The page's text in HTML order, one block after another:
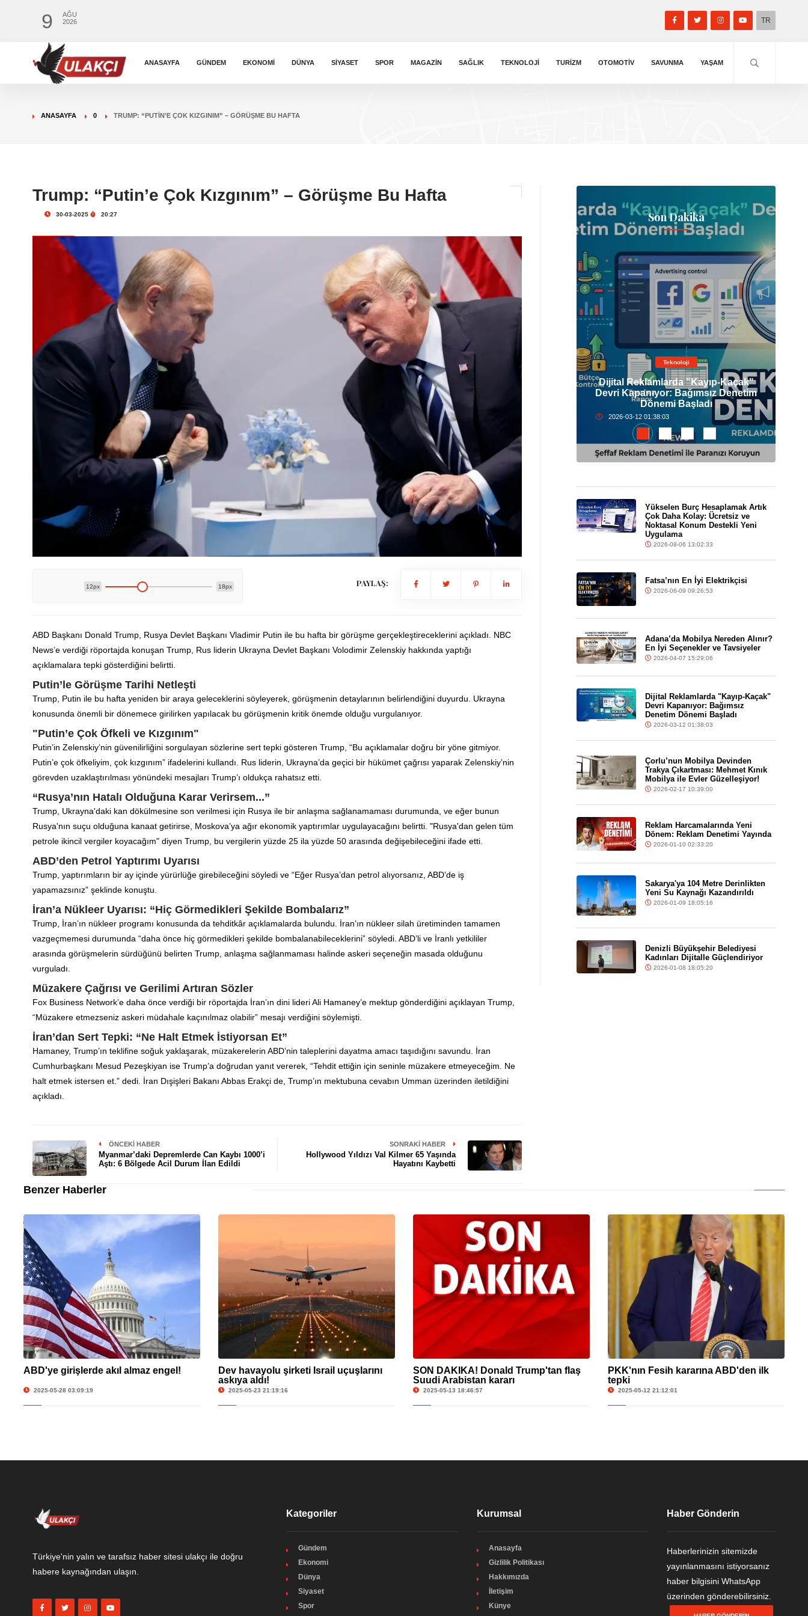
9
AĞU
2026
TR
ANASAYFA GÜNDEM EKONOMI DÜNYA SIYASET SPOR MAGAZIN SAĞLIK TEKNOLOJI TURIZM OTOMOTIV SAVUNMA YAŞAM
ANASAYFA 0 TRUMP: “PUTIN’E ÇOK KIZGINIM” – GÖRÜŞME BU HAFTA
Trump: “Putin’e Çok Kızgınım” – Görüşme Bu Hafta
30-03-2025 20:27
12px 18px PAYLAŞ:
ABD Başkanı Donald Trump, Rusya Devlet Başkanı Vladimir Putin ile bu hafta bir görüşme gerçekleştireceklerini açıkladı. NBC
News’e verdiği röportajda konuşan Trump, Rus liderin Ukrayna Devlet Başkanı Volodimir Zelenskiy hakkında yaptığı
açıklamalara tepki gösterdiğini belirtti.
Putin’le Görüşme Tarihi Netleşti
Trump, Putin ile bu hafta yeniden bir araya geleceklerini söyleyerek, görüşmenin detaylarının belirlendiğini duyurdu. Ukrayna
konusunda önemli bir dönemece girilirken yapılacak bu görüşmenin kritik önemde olduğu vurgulanıyor.
"Putin’e Çok Öfkeli ve Kızgınım"
Putin’in Zelenskiy’nin güvenilirliğini sorgulayan sözlerine sert tepki gösteren Trump, “Bu açıklamalar doğru bir yöne gitmiyor.
Putin’e çok öfkeliyim, çok kızgınım” ifadelerini kullandı. Rus liderin, Ukrayna’da geçici bir hükümet çağrısı yaparak Zelenskiy’nin
görevden uzaklaştırılması yönündeki mesajları Trump’ı oldukça rahatsız etti.
“Rusya’nın Hatalı Olduğuna Karar Verirsem...”
Trump, Ukrayna'daki kan dökülmesine son verilmesi için Rusya ile bir anlaşma sağlanamaması durumunda, ve eğer bunun
Rusya'nın suçu olduğuna kanaat getirirse, Moskova’ya ağır ekonomik yaptırımlar uygulayacağını belirtti. "Rusya'dan gelen tüm
petrole ikincil vergiler koyacağım" diyen Trump, bu vergilerin yüzde 25 ila yüzde 50 arasında değişebileceğini ifade etti.
ABD’den Petrol Yaptırımı Uyarısı
Trump, yaptırımların bir ay içinde yürürlüğe girebileceğini söyledi ve “Eğer Rusya’dan petrol alıyorsanız, ABD’de iş
yapamazsınız” şeklinde konuştu.
İran’a Nükleer Uyarısı: “Hiç Görmedikleri Şekilde Bombalarız”
Trump, İran’ın nükleer programı konusunda da tehditkâr açıklamalarda bulundu. İran’ın nükleer silah üretiminden tamamen
vazgeçmemesi durumunda “daha önce hiç görmedikleri şekilde bombalanabileceklerini” söyledi. ABD’li ve İranlı yetkililer
arasında görüşmelerin sürdüğünü belirten Trump, anlaşma sağlanmaması halinde askeri seçeneğin masada olduğunu
vurguladı.
Müzakere Çağrısı ve Gerilimi Artıran Sözler
Fox Business Network’e daha önce verdiği bir röportajda İran’ın dini lideri Ali Hamaney’e mektup gönderdiğini açıklayan Trump,
“Müzakere etmezseniz askeri müdahale kaçınılmaz olabilir” mesajı verdiğini söylemişti.
İran’dan Sert Tepki: “Ne Halt Etmek İstiyorsan Et”
Hamaney, Trump’ın teklifine soğuk yaklaşarak, müzakerelerin ABD’nin taleplerini dayatma amacı taşıdığını savundu. İran
Cumhurbaşkanı Mesud Pezeşkiyan ise Trump’a doğrudan yanıt vererek, “Tehdit ettiğin için seninle müzakere etmeyeceğim. Ne
halt etmek istersen et.” dedi. İran Dışişleri Bakanı Abbas Erakçi de, Trump’ın mektubuna cevabın Umman üzerinden iletildiğini
açıkladı.
ÖNCEKI HABER
Myanmar’daki Depremlerde Can Kaybı 1000’i
Aştı: 6 Bölgede Acil Durum İlan Edildi
SONRAKI HABER
Hollywood Yıldızı Val Kilmer 65 Yaşında
Hayatını Kaybetti
Son Dakika
Gündem
Benzine dev zam kapıda: tarih belli
oldu!
2026-01-15 10:43:48
Teknoloji
Dijital Reklamlarda "Kayıp-Kaçak"
Devri Kapanıyor: Bağımsız Denetim
Dönemi Başladı
2026-03-12 01:38:03
Yükselen Burç Hesaplamak Artık
Çok Daha Kolay: Ücretsiz ve
Noktasal Konum Destekli Yeni
Uygulama
2026-08-06 13:02:33
Fatsa’nın En İyi Elektrikçisi
2026-06-09 09:26:53
Adana’da Mobilya Nereden Alınır?
En İyi Seçenekler ve Tavsiyeler
2026-04-07 15:29:06
Dijital Reklamlarda "Kayıp-Kaçak"
Devri Kapanıyor: Bağımsız
Denetim Dönemi Başladı
2026-03-12 01:38:03
Çorlu’nun Mobilya Devinden
Trakya Çıkartması: Mehmet Kınık
Mobilya ile Evler Güzelleşiyor!
2026-02-17 10:39:00
Reklam Harcamalarında Yeni
Dönem: Reklam Denetimi Yayında
2026-01-10 02:33:20
Sakarya'ya 104 Metre Derinlikten
Yeni Su Kaynağı Kazandırıldı
2026-01-09 18:05:16
Denizli Büyükşehir Belediyesi
Kadınları Dijitalle Güçlendiriyor
2026-01-08 18:05:20
Benzer Haberler
ABD'ye girişlerde akıl almaz engel!
2025-05-28 03:09:19
Dev havayolu şirketi İsrail uçuşlarını
askıya aldı!
2025-05-23 21:19:16
SON DAKİKA! Donald Trump'tan flaş
Suudi Arabistan kararı
2025-05-13 18:46:57
PKK'nın Fesih kararına ABD'den ilk
tepki
2025-05-12 21:12:01
Türkiye'nin yalın ve tarafsız haber sitesi ulakçı ile doğru
habere kaynağından ulaşın.
Kategoriler
Gündem
Ekonomi
Dünya
Siyaset
Spor
Kurumsal
Anasayfa
Gizlilik Politikası
Hakkımızda
İletişim
Künye
Haber Gönderin
Haberlerinizin sitemizde
yayınlanmasını istiyorsanız
haber bilgisini WhatsApp
üzerinden gönderebilirsiniz.